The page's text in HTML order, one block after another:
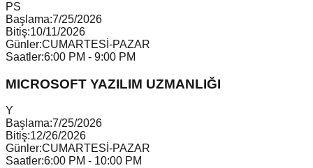
PS
Başlama:7/25/2026
Bitiş:10/11/2026
Günler:CUMARTESİ-PAZAR
Saatler:6:00 PM - 9:00 PM
MICROSOFT YAZILIM UZMANLIĞI
Y
Başlama:7/25/2026
Bitiş:12/26/2026
Günler:CUMARTESİ-PAZAR
Saatler:6:00 PM - 10:00 PM